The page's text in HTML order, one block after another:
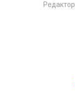
Редактор